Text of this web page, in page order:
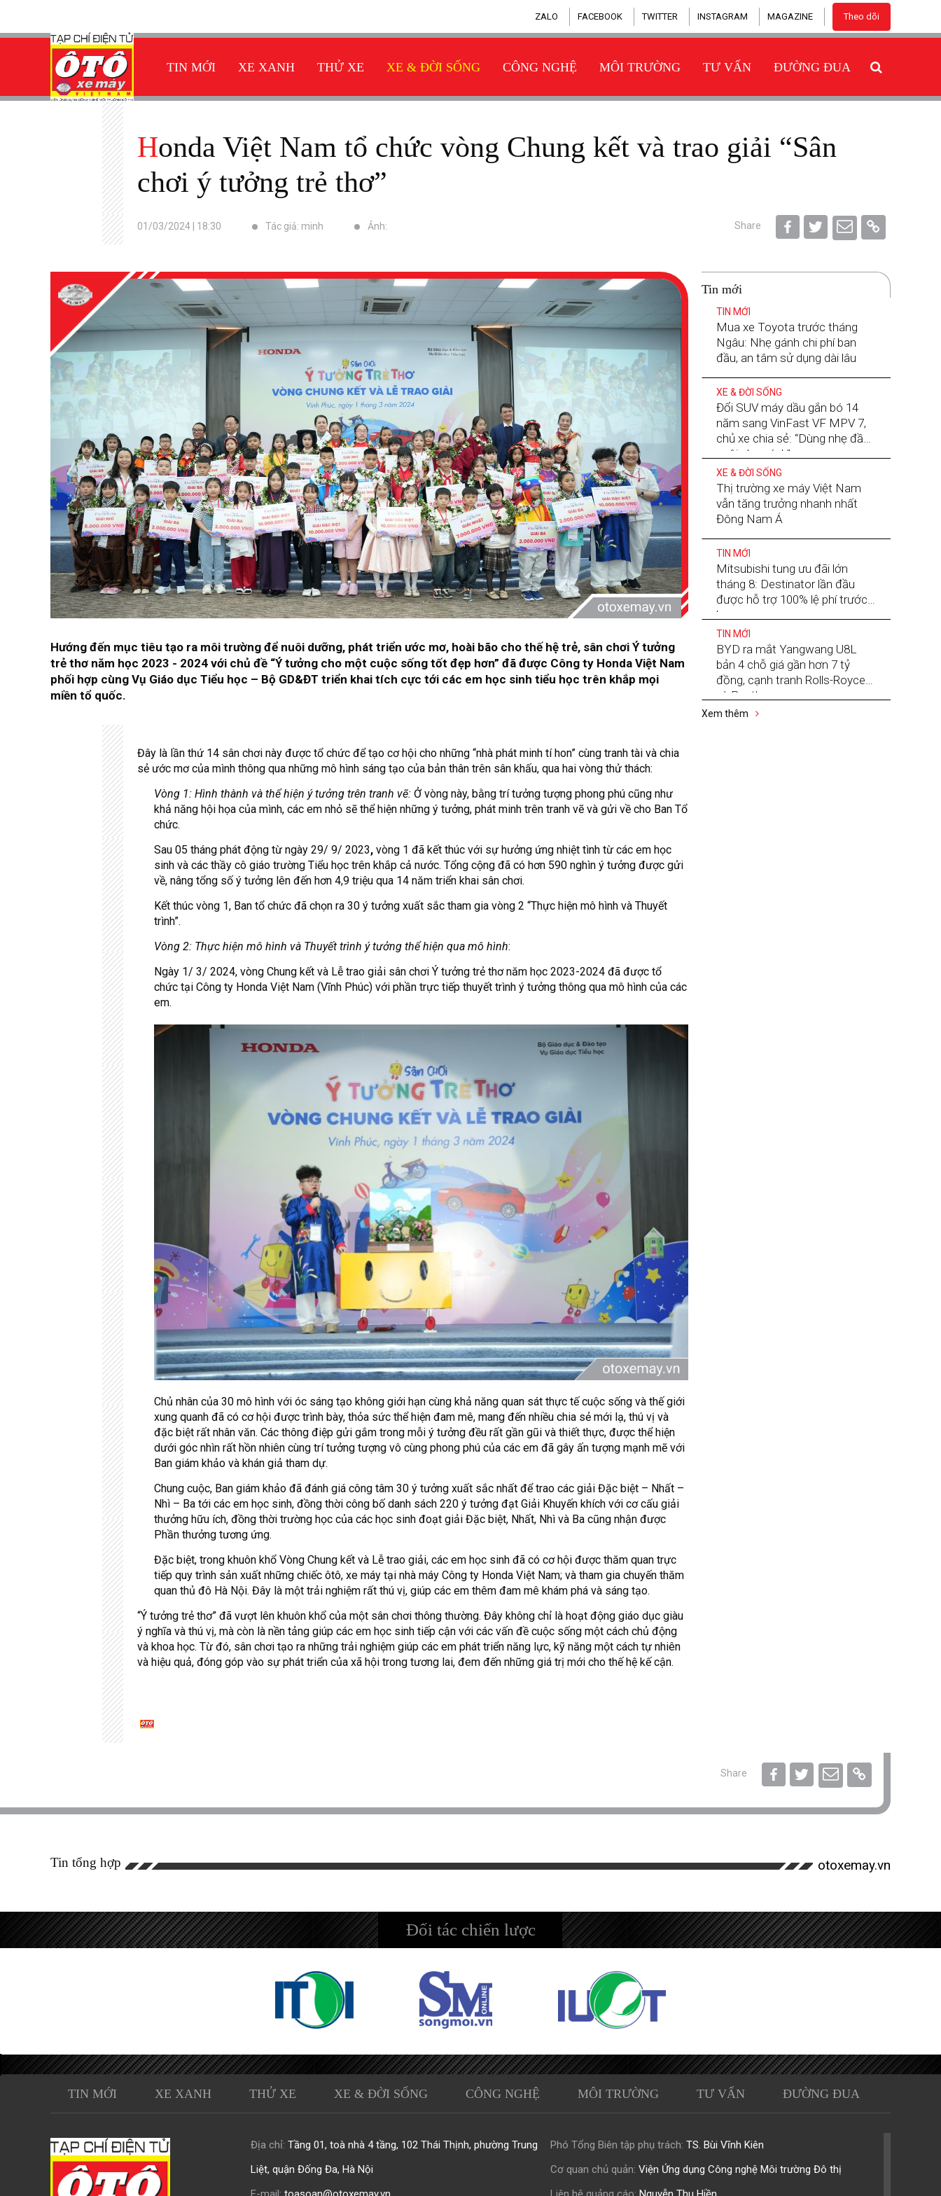
ZALO FACEBOOK TWITTER INSTAGRAM MAGAZINE Theo dõi
TIN MỚI XE XANH THỬ XE XE & ĐỜI SỐNG CÔNG NGHỆ MÔI TRƯỜNG TƯ VẤN ĐƯỜNG ĐUA
Honda Việt Nam tổ chức vòng Chung kết và trao giải “Sân
chơi ý tưởng trẻ thơ”
01/03/2024 | 18:30 Tác giả: minh Ảnh: Share
Hướng đến mục tiêu tạo ra môi trường để nuôi dưỡng, phát triển ước mơ, hoài bão cho thế hệ trẻ, sân chơi Ý tưởng
trẻ thơ năm học 2023 - 2024 với chủ đề “Ý tưởng cho một cuộc sống tốt đẹp hơn” đã được Công ty Honda Việt Nam
phối hợp cùng Vụ Giáo dục Tiểu học – Bộ GD&ĐT triển khai tích cực tới các em học sinh tiểu học trên khắp mọi
miền tổ quốc.
Đây là lần thứ 14 sân chơi này được tổ chức để tạo cơ hội cho những “nhà phát minh tí hon” cùng tranh tài và chia
sẻ ước mơ của mình thông qua những mô hình sáng tạo của bản thân trên sân khấu, qua hai vòng thử thách:
Vòng 1: Hình thành và thể hiện ý tưởng trên tranh vẽ: Ở vòng này, bằng trí tưởng tượng phong phú cũng như
khả năng hội họa của mình, các em nhỏ sẽ thể hiện những ý tưởng, phát minh trên tranh vẽ và gửi về cho Ban Tổ
chức.
Sau 05 tháng phát động từ ngày 29/ 9/ 2023, vòng 1 đã kết thúc với sự hưởng ứng nhiệt tình từ các em học
sinh và các thầy cô giáo trường Tiểu học trên khắp cả nước. Tổng cộng đã có hơn 590 nghìn ý tưởng được gửi
về, nâng tổng số ý tưởng lên đến hơn 4,9 triệu qua 14 năm triển khai sân chơi.
Kết thúc vòng 1, Ban tổ chức đã chọn ra 30 ý tưởng xuất sắc tham gia vòng 2 “Thực hiện mô hình và Thuyết
trình”.
Vòng 2: Thực hiện mô hình và Thuyết trình ý tưởng thể hiện qua mô hình:
Ngày 1/ 3/ 2024, vòng Chung kết và Lễ trao giải sân chơi Ý tưởng trẻ thơ năm học 2023-2024 đã được tổ
chức tại Công ty Honda Việt Nam (Vĩnh Phúc) với phần trực tiếp thuyết trình ý tưởng thông qua mô hình của các
em.
Chủ nhân của 30 mô hình với óc sáng tạo không giới hạn cùng khả năng quan sát thực tế cuộc sống và thế giới
xung quanh đã có cơ hội được trình bày, thỏa sức thể hiện đam mê, mang đến nhiều chia sẻ mới lạ, thú vị và
đặc biệt rất nhân văn. Các thông điệp gửi gắm trong mỗi ý tưởng đều rất gần gũi và thiết thực, được thể hiện
dưới góc nhìn rất hồn nhiên cùng trí tưởng tượng vô cùng phong phú của các em đã gây ấn tượng mạnh mẽ với
Ban giám khảo và khán giả tham dự.
Chung cuộc, Ban giám khảo đã đánh giá công tâm 30 ý tưởng xuất sắc nhất để trao các giải Đặc biệt – Nhất –
Nhì – Ba tới các em học sinh, đồng thời công bố danh sách 220 ý tưởng đạt Giải Khuyến khích với cơ cấu giải
thưởng hữu ích, đồng thời trường học của các học sinh đoạt giải Đặc biệt, Nhất, Nhì và Ba cũng nhận được
Phần thưởng tương ứng.
Đặc biệt, trong khuôn khổ Vòng Chung kết và Lễ trao giải, các em học sinh đã có cơ hội được thăm quan trực
tiếp quy trình sản xuất những chiếc ôtô, xe máy tại nhà máy Công ty Honda Việt Nam; và tham gia chuyến thăm
quan thủ đô Hà Nội. Đây là một trải nghiệm rất thú vị, giúp các em thêm đam mê khám phá và sáng tạo.
“Ý tưởng trẻ thơ” đã vượt lên khuôn khổ của một sân chơi thông thường. Đây không chỉ là hoạt động giáo dục giàu
ý nghĩa và thú vị, mà còn là nền tảng giúp các em học sinh tiếp cận với các vấn đề cuộc sống một cách chủ động
và khoa học. Từ đó, sân chơi tạo ra những trải nghiệm giúp các em phát triển năng lực, kỹ năng một cách tự nhiên
và hiệu quả, đóng góp vào sự phát triển của xã hội trong tương lai, đem đến những giá trị mới cho thế hệ kế cận.
Tin mới
TIN MỚI
Mua xe Toyota trước tháng
Ngâu: Nhẹ gánh chi phí ban
đầu, an tâm sử dụng dài lâu
XE & ĐỜI SỐNG
Đổi SUV máy dầu gắn bó 14
năm sang VinFast VF MPV 7,
chủ xe chia sẻ: “Dùng nhẹ đầu,
nuôi nhẹ gánh”
XE & ĐỜI SỐNG
Thị trường xe máy Việt Nam
vẫn tăng trưởng nhanh nhất
Đông Nam Á
TIN MỚI
Mitsubishi tung ưu đãi lớn
tháng 8: Destinator lần đầu
được hỗ trợ 100% lệ phí trước
bạ
TIN MỚI
BYD ra mắt Yangwang U8L
bản 4 chỗ giá gần hơn 7 tỷ
đồng, cạnh tranh Rolls-Royce
và Bentley
Xem thêm
Share
Tin tổng hợp otoxemay.vn
Đối tác chiến lược
TIN MỚI XE XANH THỬ XE XE & ĐỜI SỐNG CÔNG NGHỆ MÔI TRƯỜNG TƯ VẤN ĐƯỜNG ĐUA
Địa chỉ: Tầng 01, toà nhà 4 tầng, 102 Thái Thịnh, phường Trung
Liệt, quận Đống Đa, Hà Nội
Phó Tổng Biên tập phụ trách: TS. Bùi Vĩnh Kiên
Cơ quan chủ quản: Viện Ứng dụng Công nghệ Môi trường Đô thị